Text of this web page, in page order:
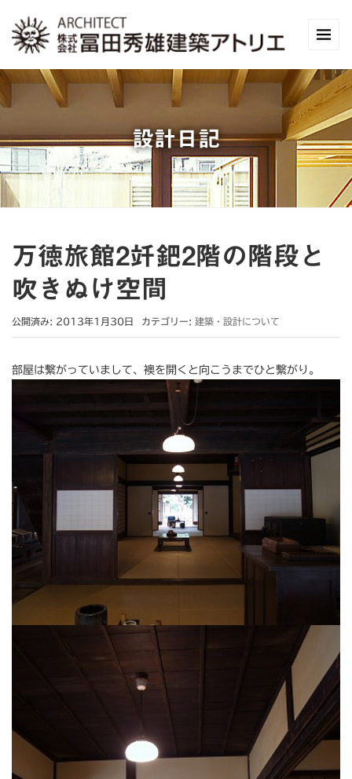
設計日記
万徳旅館2竏鈀2階の階段と
吹きぬけ空間
公開済み: 2013年1月30日 カテゴリー: 建築・設計について
部屋は繫がっていまして、襖を開くと向こうまでひと繫がり。